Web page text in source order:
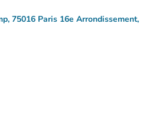
75016 Paris 16e Arrondissement,